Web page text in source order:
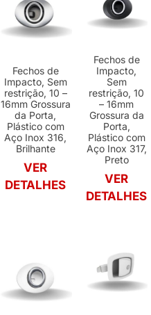
Fechos de
Impacto, Sem
restrição, 10 –
16mm Grossura
da Porta,
Plástico com
Aço Inox 316,
Brilhante
VER
DETALHES
Fechos de
Impacto,
Sem
restrição, 10
– 16mm
Grossura da
Porta,
Plástico com
Aço Inox 317,
Preto
VER
DETALHES